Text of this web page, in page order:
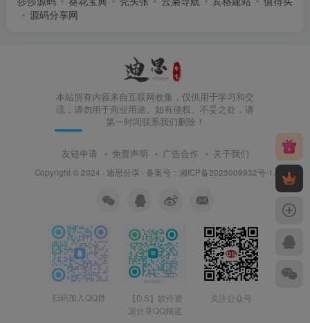
源码分享网
本站所有内容来自互联网收集，仅供用于学习和交
流，请勿用于商业用途。如有侵权、不妥之处，请
第一时间联系我们删除！
友链申请 免责声明 广告合作 关于我们
Copyright © 2024 · 迪思分享 · 备案号： 湘ICP备2023009932号-1
扫码加入QQ群
【D.S】软件资
源分享QQ频道
关注公众号